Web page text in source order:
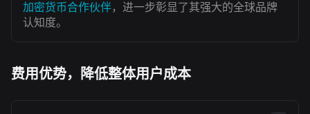
加密货币合作伙伴，进一步彰显了其强大的全球品牌
认知度。
费用优势，降低整体用户成本